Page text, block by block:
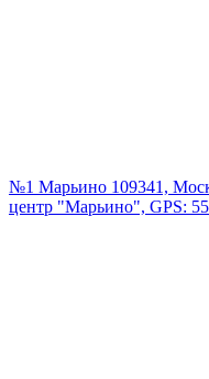
№1 Марьино 109341,
центр "Марьино", GPS: